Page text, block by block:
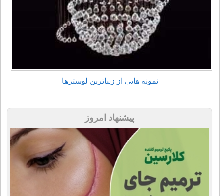
نمونه هایی از زیباترین لوسترها
پیشنهاد امروز